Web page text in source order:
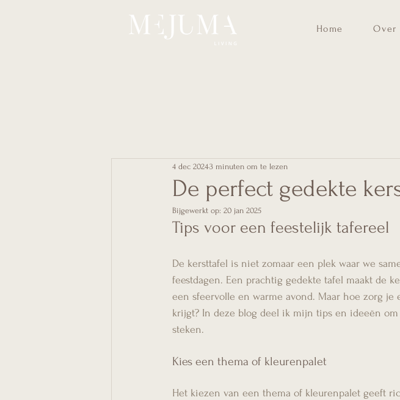
Home Over
De perfect gedekte
4 dec 20243 minuten om te lezen
Bijgewerkt op: 20 jan 2025
Tips voor een feestelijk tafereel
De kersttafel is niet zomaar een plek waar we
feestdagen. Een prachtig gedekte tafel maakt de
een sfeervolle en warme avond. Maar hoe zorg
krijgt? In deze blog deel ik mijn tips en ideeën
steken.
Kies een thema of kleurenpalet
Het kiezen van een thema of kleurenpalet geeft